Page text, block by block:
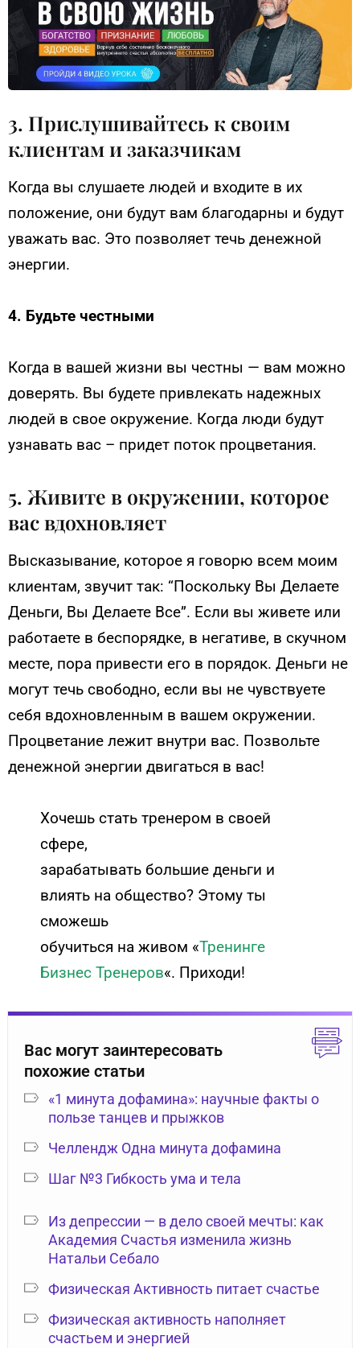
3. Прислушивайтесь к своим
клиентам и заказчикам
Когда вы слушаете людей и входите в их
положение, они будут вам благодарны и будут
уважать вас. Это позволяет течь денежной
энергии.
4. Будьте честными
Когда в вашей жизни вы честны — вам можно
доверять. Вы будете привлекать надежных
людей в свое окружение. Когда люди будут
узнавать вас – придет поток процветания.
5. Живите в окружении, которое
вас вдохновляет
Высказывание, которое я говорю всем моим
клиентам, звучит так: “Поскольку Вы Делаете
Деньги, Вы Делаете Все”. Если вы живете или
работаете в беспорядке, в негативе, в скучном
месте, пора привести его в порядок. Деньги не
могут течь свободно, если вы не чувствуете
себя вдохновленным в вашем окружении.
Процветание лежит внутри вас. Позвольте
денежной энергии двигаться в вас!
Хочешь стать тренером в своей
сфере,
зарабатывать большие деньги и
влиять на общество? Этому ты
сможешь
обучиться на живом «Тренинге
Бизнес Тренеров«. Приходи!
Вас могут заинтересовать
похожие статьи
«1 минута дофамина»: научные факты о
пользе танцев и прыжков
Челлендж Одна минута дофамина
Шаг №3 Гибкость ума и тела
Из депрессии — в дело своей мечты: как
Академия Счастья изменила жизнь
Натальи Себало
Физическая Активность питает счастье
Физическая активность наполняет
счастьем и энергией